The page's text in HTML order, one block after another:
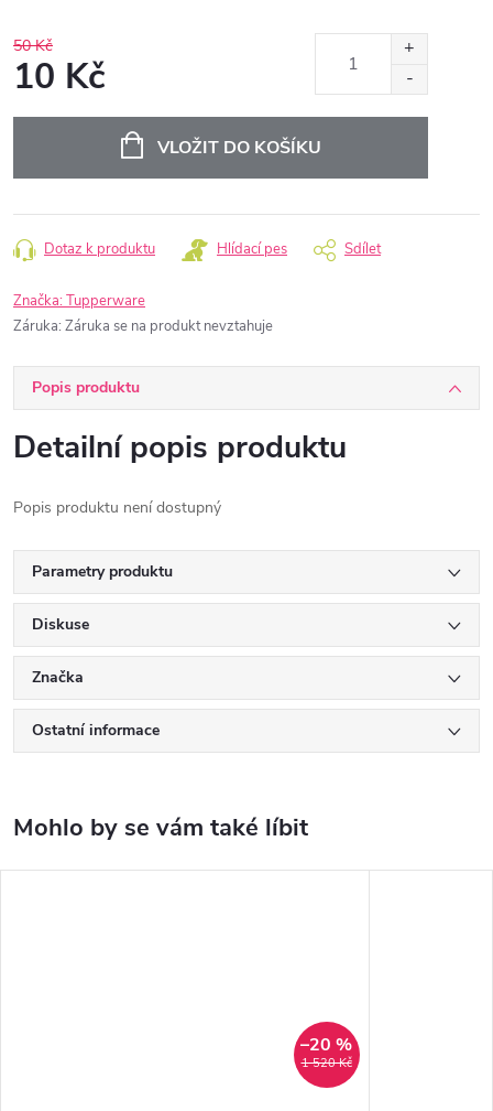
50 Kč
10 Kč
VLOŽIT DO KOŠÍKU
Dotaz k produktu Hlídací pes Sdílet
Značka:Tupperware
Záruka: Záruka se na produkt nevztahuje
Popis produktu
Detailní popis produktu
Popis produktu není dostupný
Parametry produktu
Diskuse
Značka
Ostatní informace
1 520 Kč
–20 %